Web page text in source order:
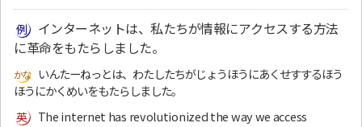
インターネットは、私たちが情報にアクセスする方法
に革命をもたらしました。
いんたーねっとは、わたしたちがじょうほうにあくせすするほう
ほうにかくめいをもたらしました。
The internet has revolutionized the way we access